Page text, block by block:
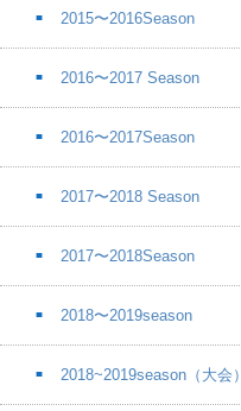
2015〜2016Season
2016〜2017 Season
2016〜2017Season
2017〜2018 Season
2017〜2018Season
2018〜2019season
2018~2019season（大会）